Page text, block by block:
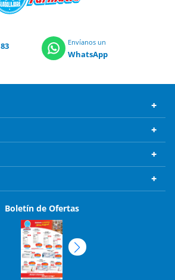
83
Envíanos un
WhatsApp
Boletín de Ofertas